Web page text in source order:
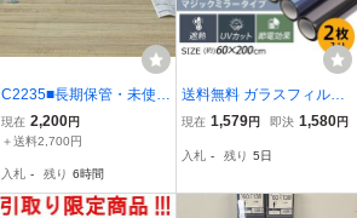
C2235■長期保管・未使用
品■イージーブラインド■
カーテンレールにも取付
根:PVC
現在 2,200円
＋送料2,700円
入札 - 残り 6時間
送料無料 ガラスフィルム
防犯 飛散防止 マジックミ
い 遮熱 UVカット 節電 防
in034-60
現在 1,579円 即決 1,580円
入札 - 残り 5日